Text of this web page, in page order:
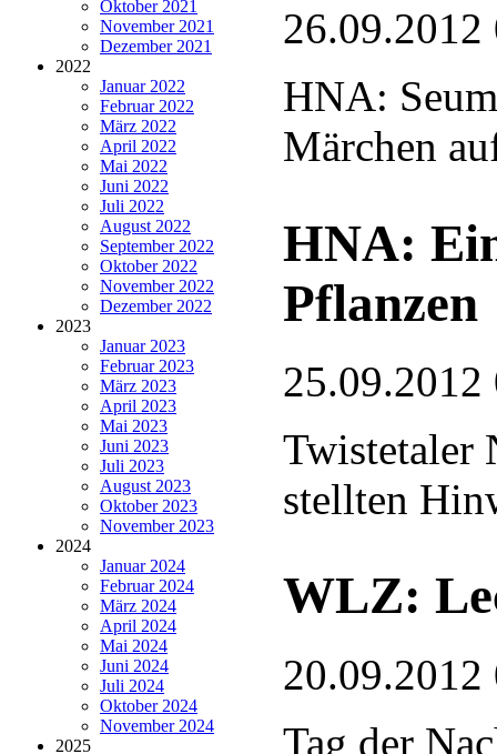
Oktober 2021
November 2021
Dezember 2021
2022
Januar 2022
Februar 2022
März 2022
April 2022
Mai 2022
Juni 2022
Juli 2022
August 2022
September 2022
Oktober 2022
November 2022
Dezember 2022
2023
Januar 2023
Februar 2023
März 2023
April 2023
Mai 2023
Juni 2023
Juli 2023
August 2023
Oktober 2023
November 2023
2024
Januar 2024
Februar 2024
März 2024
April 2024
Mai 2024
Juni 2024
Juli 2024
Oktober 2024
November 2024
2025
26.09.2012
HNA:
Märchen
HNA:
Pflanzen
25.09.2012
Twistetaler
stellten
WLZ:
20.09.2012
Tag der